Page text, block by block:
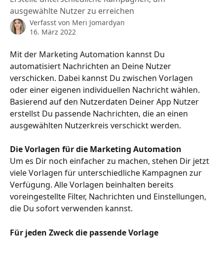
ausgewählte Nutzer zu erreichen
Verfasst von Meri Jomardyan
16. März 2022
Mit der Marketing Automation kannst Du
automatisiert Nachrichten an Deine Nutzer
verschicken. Dabei kannst Du zwischen Vorlagen
oder einer eigenen individuellen Nachricht wählen.
Basierend auf den Nutzerdaten Deiner App Nutzer
erstellst Du passende Nachrichten, die an einen
ausgewählten Nutzerkreis verschickt werden.
Die Vorlagen für die Marketing Automation
Um es Dir noch einfacher zu machen, stehen Dir jetzt
viele Vorlagen für unterschiedliche Kampagnen zur
Verfügung. Alle Vorlagen beinhalten bereits
voreingestellte Filter, Nachrichten und Einstellungen,
die Du sofort verwenden kannst.
Für jeden Zweck die passende Vorlage